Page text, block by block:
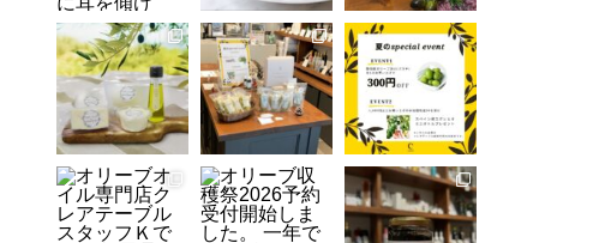
【イベント】おうちで育てる鉢
植えオリーブ講座
【スケジュール】April 2023 cre
a village EVENT&WORKSHOP